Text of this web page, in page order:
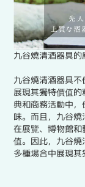
九谷燒清酒器具
九谷燒清酒器具
展現其獨特價值
典和商務活動中
味。而且，九谷
在展覽、博物館
值。因此，九谷
多種場合中展現其